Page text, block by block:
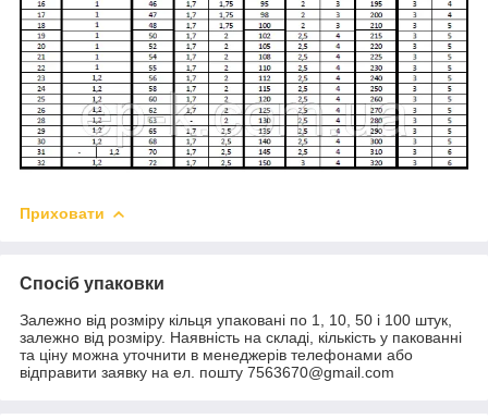
Приховати
Спосіб упаковки
Залежно від розміру кільця упаковані по 1, 10, 50 і 100 штук,
залежно від розміру. Наявність на складі, кількість у пакованні
та ціну можна уточнити в менеджерів телефонами або
відправити заявку на ел. пошту 7563670@gmail.com